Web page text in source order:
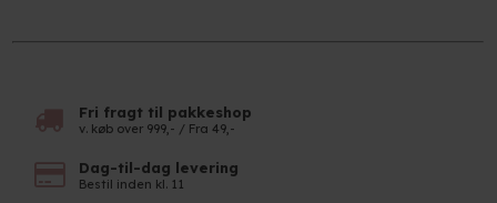
Fri fragt til pakkeshop
v. køb over 999,- / Fra 49,-
Dag-til-dag levering
Bestil inden kl. 11